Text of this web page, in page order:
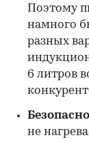
Поэтому
намного
разных
6 литров
не